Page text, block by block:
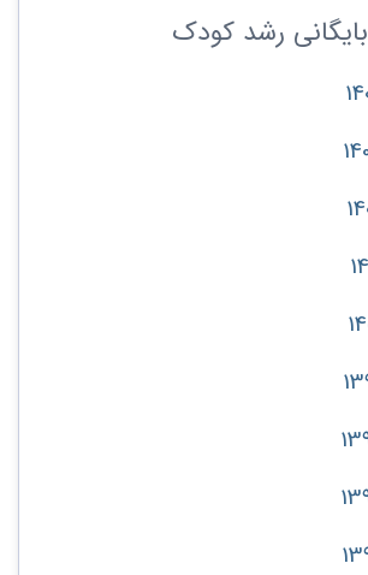
بایگانی رشد کودک